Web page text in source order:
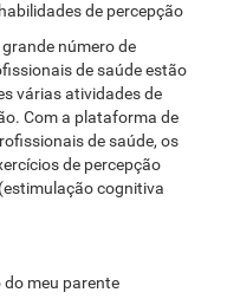
de percepção
número de
de saúde estão
várias atividades de
Com a plataforma de
de saúde, os
de percepção
cognitiva
do meu parente